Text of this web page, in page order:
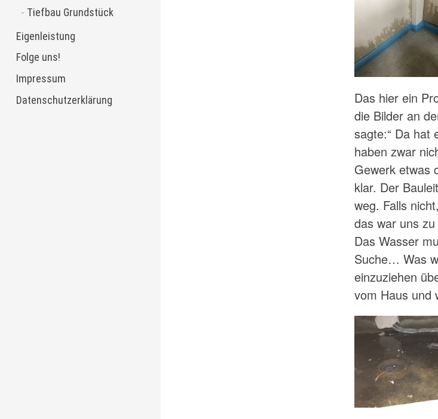
Tiefbau Grundstück
Eigenleistung
Folge uns!
Impressum
Datenschutzerklärung
Das hier ein
die Bilder an
sagte:“ Da hat
haben zwar
Gewerk etwas
klar. Der
weg. Falls
das war uns
Das Wasser
Suche… Was
einzuziehen
vom Haus und